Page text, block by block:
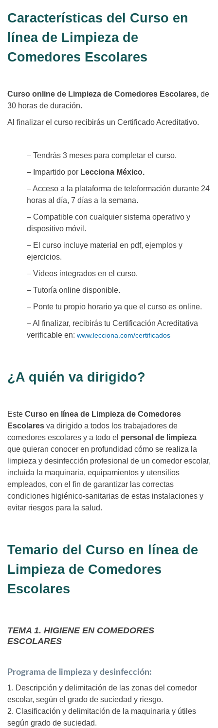
Características del Curso en
línea de Limpieza de
Comedores Escolares
Curso online de Limpieza de Comedores Escolares, de
30 horas de duración.
Al finalizar el curso recibirás un Certificado Acreditativo.
– Tendrás 3 meses para completar el curso.
– Impartido por Lecciona México.
– Acceso a la plataforma de teleformación durante 24
horas al día, 7 días a la semana.
– Compatible con cualquier sistema operativo y
dispositivo móvil.
– El curso incluye material en pdf, ejemplos y
ejercicios.
– Videos integrados en el curso.
– Tutoría online disponible.
– Ponte tu propio horario ya que el curso es online.
– Al finalizar, recibirás tu Certificación Acreditativa
verificable en: www.lecciona.com/certificados
¿A quién va dirigido?
Este Curso en línea de Limpieza de Comedores
Escolares va dirigido a todos los trabajadores de
comedores escolares y a todo el personal de limpieza
que quieran conocer en profundidad cómo se realiza la
limpieza y desinfección profesional de un comedor escolar,
incluida la maquinaria, equipamientos y utensilios
empleados, con el fin de garantizar las correctas
condiciones higiénico-sanitarias de estas instalaciones y
evitar riesgos para la salud.
Temario del Curso en línea de
Limpieza de Comedores
Escolares
TEMA 1. HIGIENE EN COMEDORES
ESCOLARES
Programa de limpieza y desinfección:
1. Descripción y delimitación de las zonas del comedor
escolar, según el grado de suciedad y riesgo.
2. Clasificación y delimitación de la maquinaria y útiles
según grado de suciedad.